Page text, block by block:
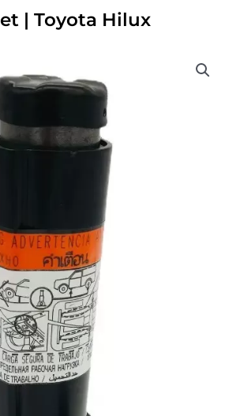
| Toyota Hilux